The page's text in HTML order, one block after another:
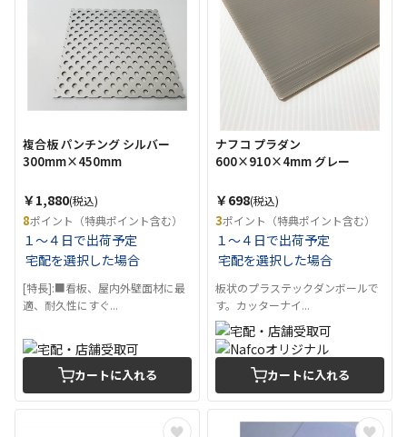
複合板 パンチング シルバー
300mm×450mm
￥1,880(税込)
8ポイント（特典ポイント含む）
１～４日で出荷予定
宅配を選択した場合
[特長]:■看板、屋内外壁面材に最
適、耐久性にすぐ...
カートに入れる
ナフコ プラダン
600×910×4mm グレー
￥698(税込)
3ポイント（特典ポイント含む）
１～４日で出荷予定
宅配を選択した場合
板状のプラステックダンボールで
す。カッターナイ...
カートに入れる